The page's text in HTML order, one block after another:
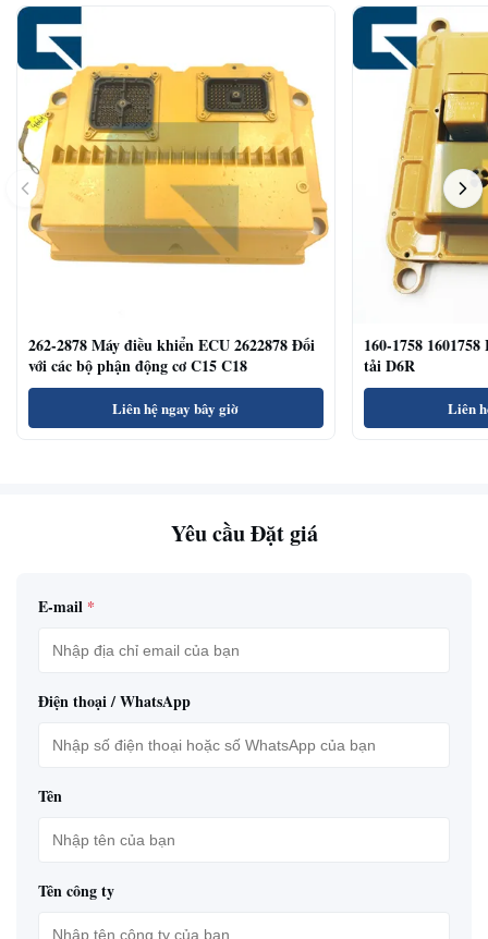
262-2878 Máy điều khiển ECU 2622878 Đối
với các bộ phận động cơ C15 C18
Liên hệ ngay bây giờ
160-1758
tải D6R
Liên
Yêu cầu Đặt giá
E-mail *
Điện thoại / WhatsApp
Tên
Tên công ty